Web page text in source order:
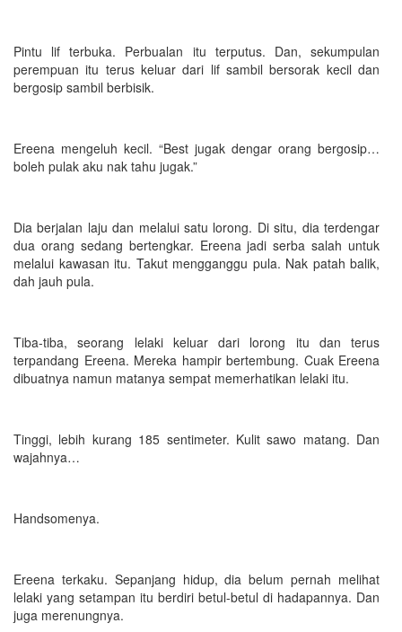
Pintu lif terbuka. Perbualan itu terputus. Dan, sekumpulan
perempuan itu terus keluar dari lif sambil bersorak kecil dan
bergosip sambil berbisik.
Ereena mengeluh kecil. “Best jugak dengar orang bergosip…
boleh pulak aku nak tahu jugak.”
Dia berjalan laju dan melalui satu lorong. Di situ, dia terdengar
dua orang sedang bertengkar. Ereena jadi serba salah untuk
melalui kawasan itu. Takut mengganggu pula. Nak patah balik,
dah jauh pula.
Tiba-tiba, seorang lelaki keluar dari lorong itu dan terus
terpandang Ereena. Mereka hampir bertembung. Cuak Ereena
dibuatnya namun matanya sempat memerhatikan lelaki itu.
Tinggi, lebih kurang 185 sentimeter. Kulit sawo matang. Dan
wajahnya…
Handsomenya.
Ereena terkaku. Sepanjang hidup, dia belum pernah melihat
lelaki yang setampan itu berdiri betul-betul di hadapannya. Dan
juga merenungnya.